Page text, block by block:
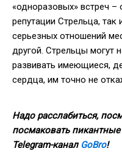
«одноразовых» встреч –
репутации Стрельца,
серьезных отношений
другой. Стрельцы могут
развивать имеющиеся,
сердца, им точно не
Надо расслабиться,
посмаковать
Telegram-канал GoBro!